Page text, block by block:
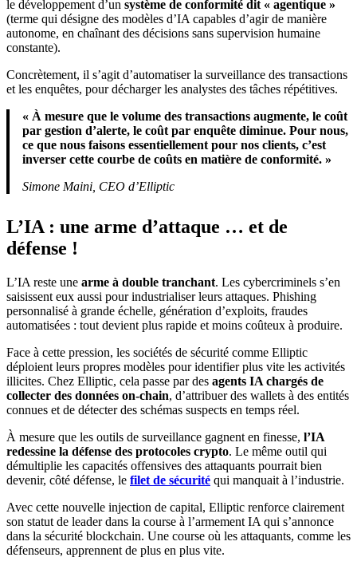
le développement d’un système de conformité dit « agentique »
(terme qui désigne des modèles d’IA capables d’agir de manière
autonome, en chaînant des décisions sans supervision humaine
constante).
Concrètement, il s’agit d’automatiser la surveillance des transactions
et les enquêtes, pour décharger les analystes des tâches répétitives.
« À mesure que le volume des transactions augmente, le coût
par gestion d’alerte, le coût par enquête diminue. Pour nous,
ce que nous faisons essentiellement pour nos clients, c’est
inverser cette courbe de coûts en matière de conformité. »
Simone Maini, CEO d’Elliptic
L’IA : une arme d’attaque … et de
défense !
L’IA reste une arme à double tranchant. Les cybercriminels s’en
saisissent eux aussi pour industrialiser leurs attaques. Phishing
personnalisé à grande échelle, génération d’exploits, fraudes
automatisées : tout devient plus rapide et moins coûteux à produire.
Face à cette pression, les sociétés de sécurité comme Elliptic
déploient leurs propres modèles pour identifier plus vite les activités
illicites. Chez Elliptic, cela passe par des agents IA chargés de
collecter des données on-chain, d’attribuer des wallets à des entités
connues et de détecter des schémas suspects en temps réel.
À mesure que les outils de surveillance gagnent en finesse, l’IA
redessine la défense des protocoles crypto. Le même outil qui
démultiplie les capacités offensives des attaquants pourrait bien
devenir, côté défense, le filet de sécurité qui manquait à l’industrie.
Avec cette nouvelle injection de capital, Elliptic renforce clairement
son statut de leader dans la course à l’armement IA qui s’annonce
dans la sécurité blockchain. Une course où les attaquants, comme les
défenseurs, apprennent de plus en plus vite.